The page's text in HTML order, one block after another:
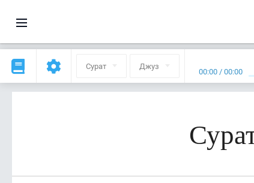
Сурат Джуз 00:00 /00:00